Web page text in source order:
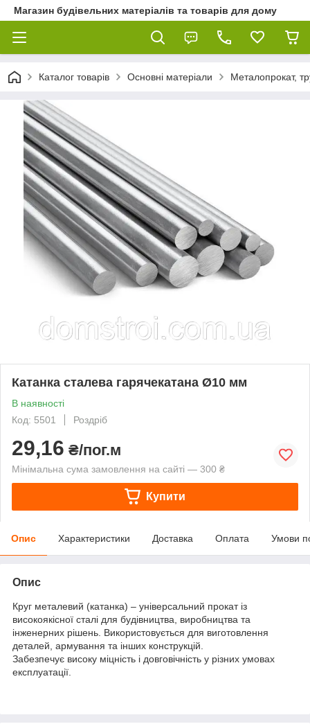
Магазин будівельних матеріалів та товарів для дому
Каталог товарів Основні матеріали Металопрокат,
Катанка сталева гарячекатана Ø10 мм
В наявності
Код: 5501
Роздріб
29,16 ₴/пог.м
Мінімальна сума замовлення на сайті — 300 ₴
Купити
Опис Характеристики Доставка Оплата Умови
Опис
Круг металевий (катанка) – універсальний прокат із
високоякісної сталі для будівництва, виробництва та
інженерних рішень. Використовується для виготовлення
деталей, армування та інших конструкцій.
Забезпечує високу міцність і довговічність у різних умовах
експлуатації.